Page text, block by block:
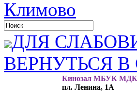
ДЛЯ
ВЕРНУТЬСЯ
Кинозал МБУК МДК
пл. Ленина, 1А